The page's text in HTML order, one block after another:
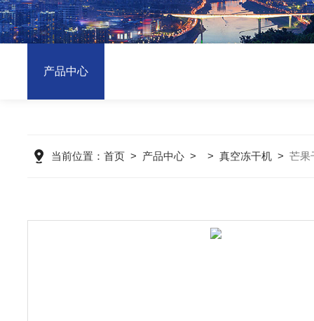
产品中心
当前位置： 首页 > 产品中心 > > 真空冻干机 > 芒果